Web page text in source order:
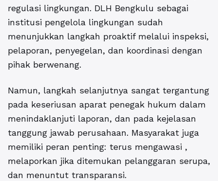
regulasi lingkungan. DLH Bengkulu sebagai
institusi pengelola lingkungan sudah
menunjukkan langkah proaktif melalui inspeksi,
pelaporan, penyegelan, dan koordinasi dengan
pihak berwenang.
Namun, langkah selanjutnya sangat tergantung
pada keseriusan aparat penegak hukum dalam
menindaklanjuti laporan, dan pada kejelasan
tanggung jawab perusahaan. Masyarakat juga
memiliki peran penting: terus mengawasi ,
melaporkan jika ditemukan pelanggaran serupa,
dan menuntut transparansi.